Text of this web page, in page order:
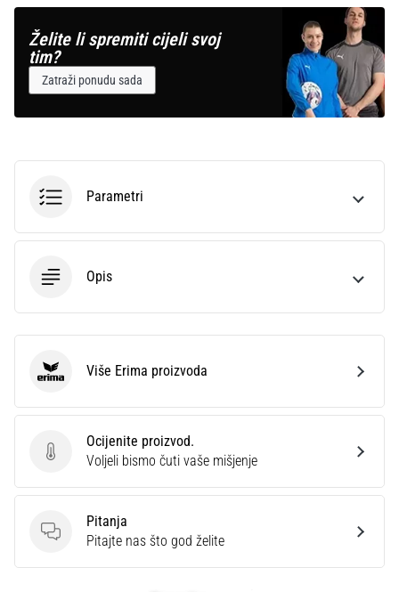
Želite li spremiti cijeli svoj
tim?
Zatraži ponudu sada
Parametri
Opis
Ocijenite proizvod.
Ocijenite proizvod.
Voljeli bismo čuti vaše mišjenje
Pitanja
Pitanja
Pitajte nas što god želite
Erima Više Erima proizvoda